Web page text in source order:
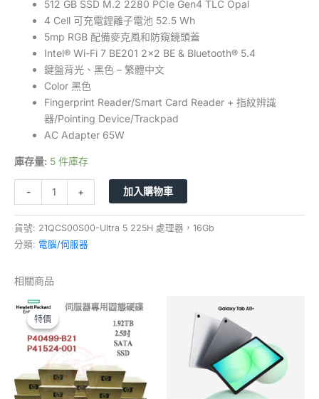
512 GB SSD M.2 2280 PCIe Gen4 TLC Opal
4 Cell 可充電鋰離子電池 52.5 Wh
5mp RGB 配備麥克風和防窺鏡頭蓋
Intel® Wi-Fi 7 BE201 2×2 BE & Bluetooth® 5.4
鍵盤背光、黑色 – 繁體中文
Color 黑色
Fingerprint Reader/Smart Card Reader + 指紋辨識
器/Pointing Device/Trackpad
AC Adapter 65W
庫存量: 5 件庫存
- + 加入購物車
貨號: 21QCS00S00-Ultra 5 225H 處理器，16Gb
分類: 電腦/伺服器
相關商品
特價
特價
原
始
格：
NT$33,075。
目
前
價
格：
NT$32,900。